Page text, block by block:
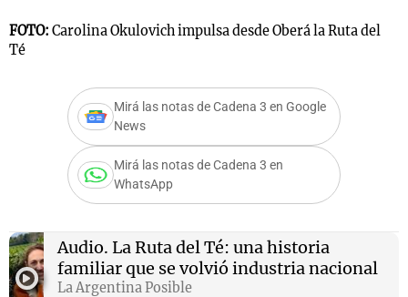
FOTO: Carolina Okulovich impulsa desde Oberá la Ruta del
Té
Mirá las notas de Cadena 3 en Google
News
Mirá las notas de Cadena 3 en
WhatsApp
Audio. La Ruta del Té: una historia
familiar que se volvió industria nacional
La Argentina Posible
Notas
Notas